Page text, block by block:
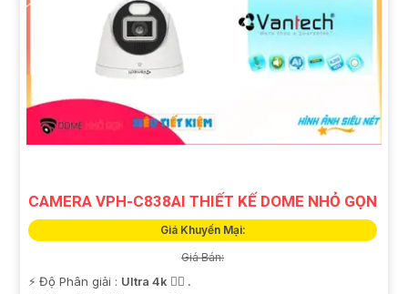
CAMERA VPH-C838AI THIẾT KẾ DOME NHỎ GỌN
Giá Khuyến Mại:
Giá Bán:
️⚡ Độ Phân giải : Ultra 4k 👍🏾 .